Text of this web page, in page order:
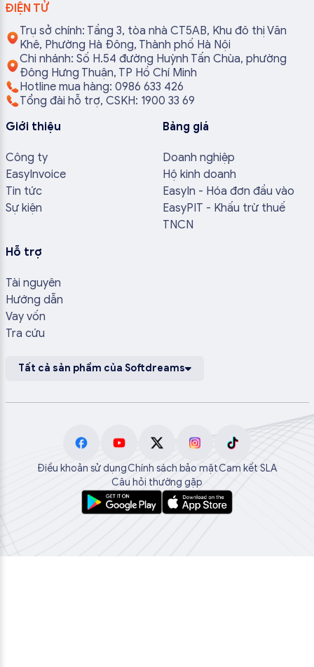
ĐIỆN TỬ
Trụ sở chính: Tầng 3, tòa nhà CT5AB, Khu đô thị Văn
Khê, Phường Hà Đông, Thành phố Hà Nội
Chi nhánh: Số H.54 đường Huỳnh Tấn Chùa, phường
Đông Hưng Thuận, TP Hồ Chí Minh
Hotline mua hàng: 0986 633 426
Tổng đài hỗ trợ, CSKH: 1900 33 69
Giới thiệu
Công ty
EasyInvoice
Tin tức
Sự kiện
Bảng giá
Doanh nghiệp
Hộ kinh doanh
EasyIn - Hóa đơn đầu vào
EasyPIT - Khấu trừ thuế
TNCN
Hỗ trợ
Tài nguyên
Hướng dẫn
Vay vốn
Tra cứu
Tất cả sản phẩm của Softdreams
Điều khoản sử dụngChính sách bảo mậtCam kết SLA
Câu hỏi thường gặp